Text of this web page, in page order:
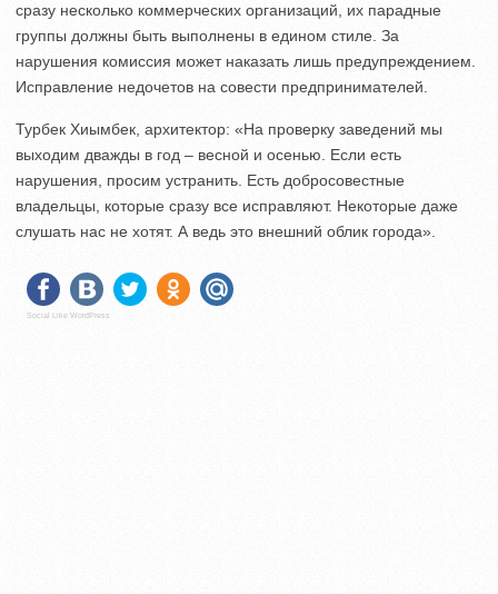
сразу несколько коммерческих организаций, их парадные
группы должны быть выполнены в едином стиле. За
нарушения комиссия может наказать лишь предупреждением.
Исправление недочетов на совести предпринимателей.
Турбек Хиымбек, архитектор: «На проверку заведений мы
выходим дважды в год – весной и осенью. Если есть
нарушения, просим устранить. Есть добросовестные
владельцы, которые сразу все исправляют. Некоторые даже
слушать нас не хотят. А ведь это внешний облик города».
Social Like WordPress